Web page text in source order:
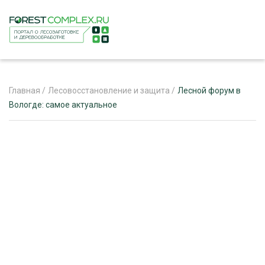
Главная / Лесовосстановление и защита / Лесной форум в
Вологде: самое актуальное